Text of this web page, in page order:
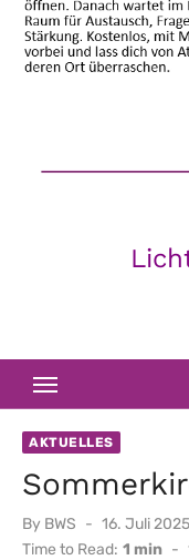
AKTUELLES
By BWS
Posted
on
16. Juli 2025
Time to Read: 1 min -